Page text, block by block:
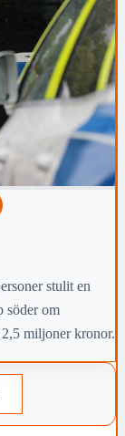
stulit en
söder om
miljoner kronor.